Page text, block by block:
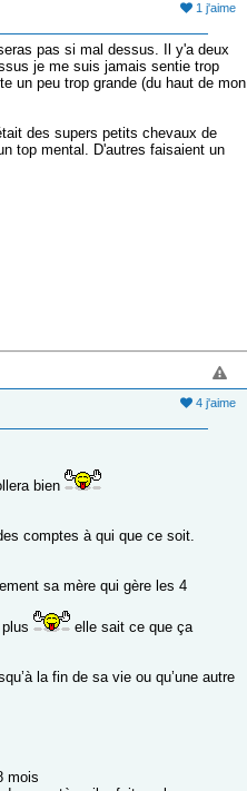
1 j'aime
pas si mal dessus. Il y'a deux
je me suis jamais sentie trop
un peu trop grande (du haut de mon
des supers petits chevaux de
top mental. D'autres faisaient un
4 j'aime
bien
comptes à qui que ce soit.
sa mère qui gère les 4
elle sait ce que ça
la fin de sa vie ou qu’une autre
mois